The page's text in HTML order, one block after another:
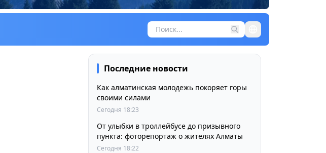
Последние новости
Как алматинская молодежь покоряет горы
своими силами
Сегодня 18:23
От улыбки в троллейбусе до призывного
пункта: фоторепортаж о жителях Алматы
Сегодня 18:22